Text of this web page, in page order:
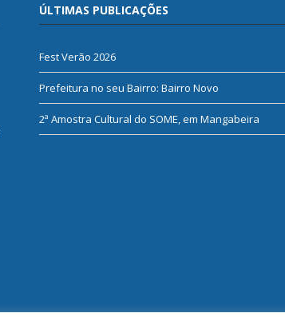
ÚLTIMAS PUBLICAÇÕES
Fest Verão 2026
Prefeitura no seu Bairro: Bairro Novo
2ª Amostra Cultural do SOME, em Mangabeira